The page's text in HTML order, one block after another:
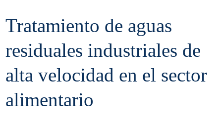
Tratamiento de aguas
residuales industriales de
alta velocidad en el sector
alimentario